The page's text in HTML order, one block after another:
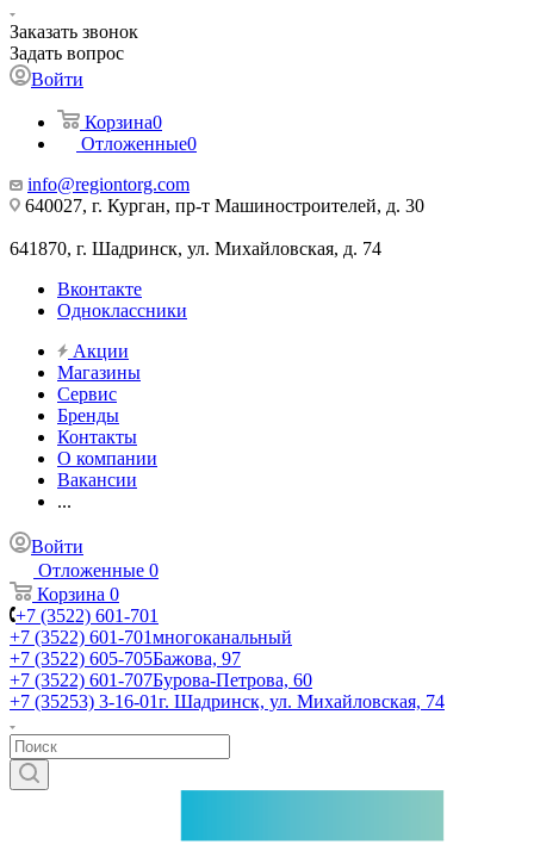
Заказать звонок
Задать вопрос
Войти
Корзина0
Отложенные0
info@regiontorg.com
640027, г. Курган, пр-т Машиностроителей, д. 30
641870, г. Шадринск, ул. Михайловская, д. 74
Вконтакте
Одноклассники
Акции
Магазины
Сервис
Бренды
Контакты
О компании
Вакансии
...
Войти
Отложенные 0
Корзина 0
+7 (3522) 601-701
+7 (3522) 601-701многоканальный
+7 (3522) 605-705Бажова, 97
+7 (3522) 601-707Бурова-Петрова, 60
+7 (35253) 3-16-01г. Шадринск, ул. Михайловская, 74